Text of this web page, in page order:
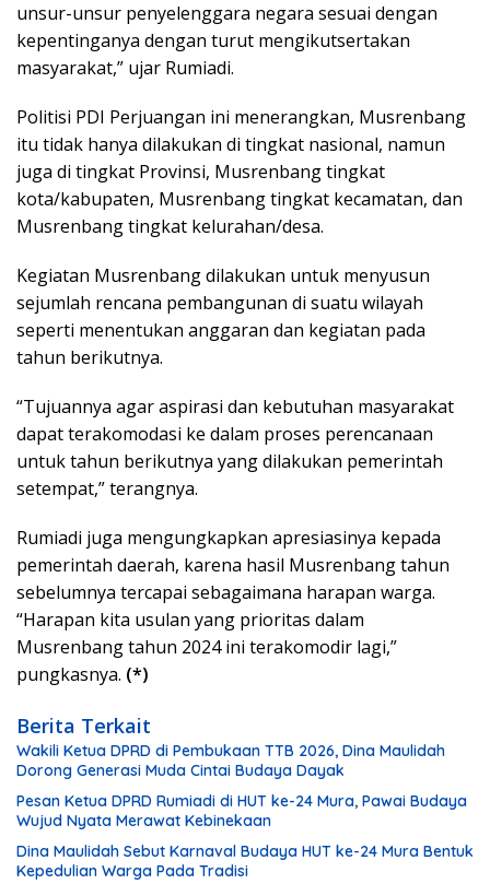
unsur-unsur penyelenggara negara sesuai dengan
kepentinganya dengan turut mengikutsertakan
masyarakat,” ujar Rumiadi.
Politisi PDI Perjuangan ini menerangkan, Musrenbang
itu tidak hanya dilakukan di tingkat nasional, namun
juga di tingkat Provinsi, Musrenbang tingkat
kota/kabupaten, Musrenbang tingkat kecamatan, dan
Musrenbang tingkat kelurahan/desa.
Kegiatan Musrenbang dilakukan untuk menyusun
sejumlah rencana pembangunan di suatu wilayah
seperti menentukan anggaran dan kegiatan pada
tahun berikutnya.
“Tujuannya agar aspirasi dan kebutuhan masyarakat
dapat terakomodasi ke dalam proses perencanaan
untuk tahun berikutnya yang dilakukan pemerintah
setempat,” terangnya.
Rumiadi juga mengungkapkan apresiasinya kepada
pemerintah daerah, karena hasil Musrenbang tahun
sebelumnya tercapai sebagaimana harapan warga.
“Harapan kita usulan yang prioritas dalam
Musrenbang tahun 2024 ini terakomodir lagi,”
pungkasnya. (*)
Berita Terkait
Wakili Ketua DPRD di Pembukaan TTB 2026, Dina Maulidah
Dorong Generasi Muda Cintai Budaya Dayak
Pesan Ketua DPRD Rumiadi di HUT ke-24 Mura, Pawai Budaya
Wujud Nyata Merawat Kebinekaan
Dina Maulidah Sebut Karnaval Budaya HUT ke-24 Mura Bentuk
Kepedulian Warga Pada Tradisi